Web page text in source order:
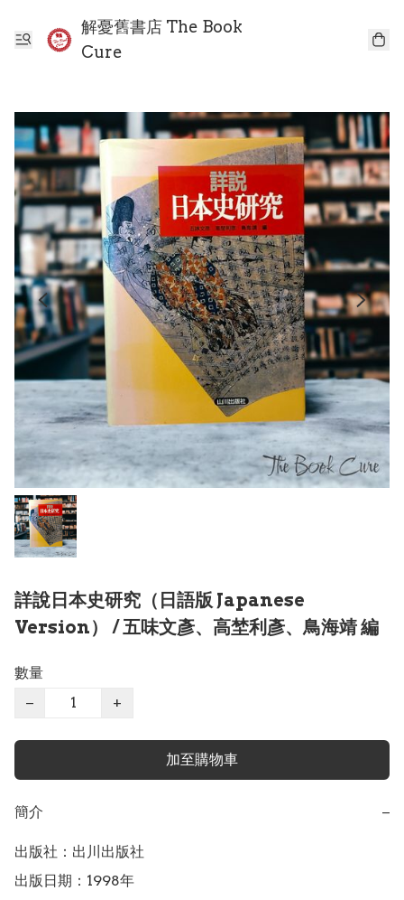
解憂舊書店 The Book
Cure
詳說日本史研究（日語版 Japanese
Version） / 五味文彥、高埜利彥、鳥海靖 編
數量
−
+
加至購物車
簡介 −
出版社：出川出版社
出版日期：1998年